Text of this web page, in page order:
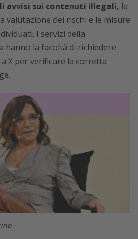
avvisi sui contenuti illegali, la
valutazione dei rischi e le misure
I servizi della
hanno la facoltà di richiedere
X per verificare la corretta